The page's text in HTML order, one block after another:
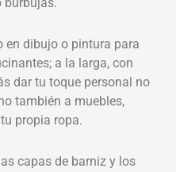
en dibujo o pintura para
a la larga, con
dar tu toque personal no
también a muebles,
propia ropa.
capas de barniz y los